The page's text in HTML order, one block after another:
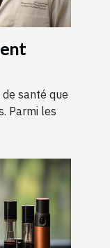
santé que
Parmi les